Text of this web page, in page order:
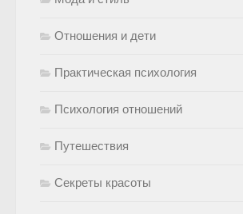
Отношения и дети
Практическая психология
Психология отношений
Путешествия
Секреты красоты